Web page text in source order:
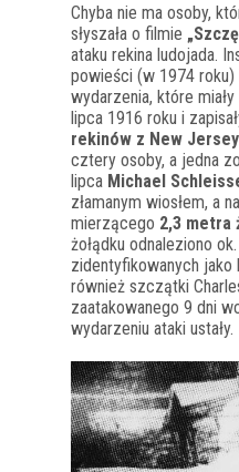
Chyba nie ma osoby,
słyszała o filmie
ataku rekina ludojada.
powieści (w 1974 roku)
wydarzenia, które
lipca 1916 roku i
rekinów z New Jersey
cztery osoby, a jedna
lipca Michael
złamanym wiosłem, a
mierzącego 2,3 metra
żołądku odnaleziono
zidentyfikowanych jako
również szczątki
zaatakowanego 9 dni
wydarzeniu ataki ustały.